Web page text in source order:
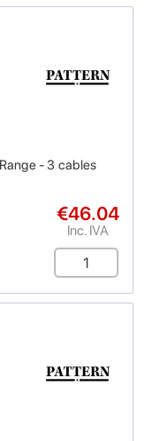
- 3 cables
€46.04
Inc. IVA